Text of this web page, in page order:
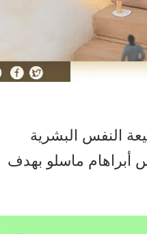
النفس البشرية
أبراهام ماسلو بهدف